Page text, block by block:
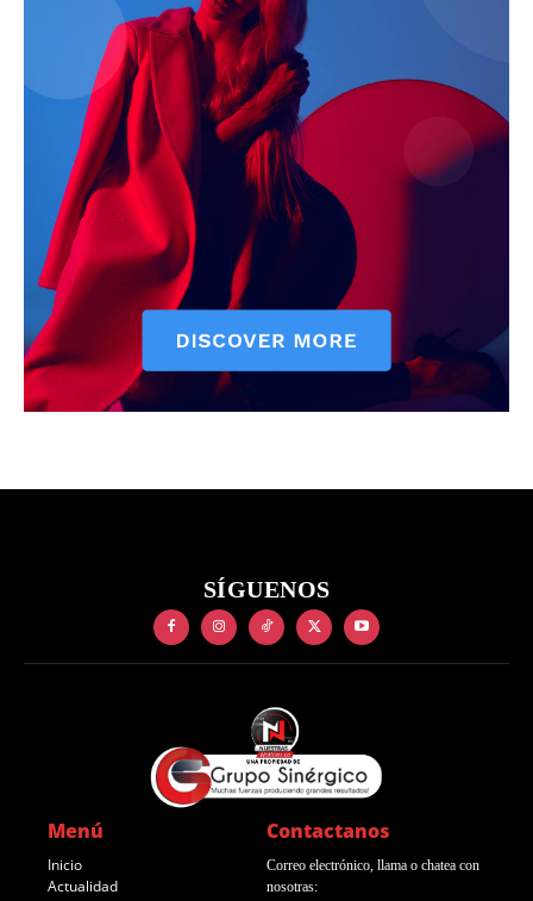
SÍGUENOS
Menú
Inicio
Actualidad
Contactanos
Correo electrónico, llama o chatea con
nosotras: